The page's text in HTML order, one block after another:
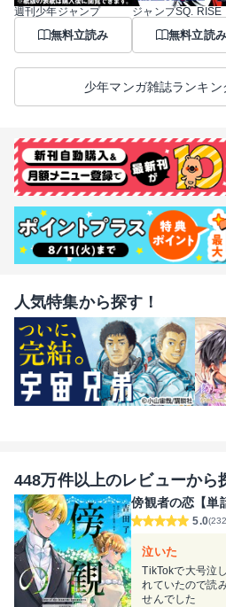
週刊少年ジャンプ
無料立読み
ジャンプSQ. RISE
無料立読み
少年マンガ雑誌ランキン
人気特集から探す！
448万件以上のレビューから
傍観者の恋【単
5.0
泣いた
TikTokで大号泣
れていたので読
せんでした